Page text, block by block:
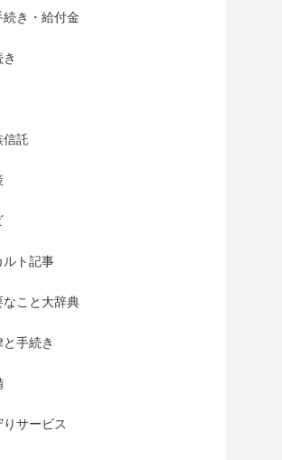
き・給付金
信託
ルト記事
なこと大辞典
手続き
サービス